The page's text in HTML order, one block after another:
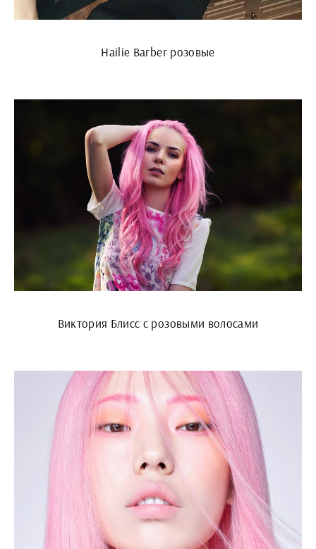
Hailie Barber розовые
Виктория Блисс с розовыми волосами